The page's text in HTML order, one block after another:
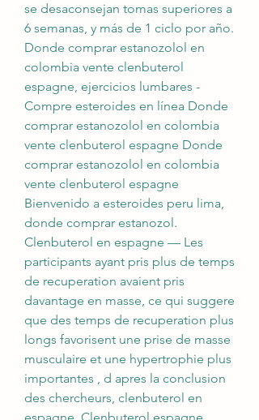
se desaconsejan tomas superiores a
6 semanas, y más de 1 ciclo por año.
Donde comprar estanozolol en
colombia vente clenbuterol
espagne, ejercicios lumbares -
Compre esteroides en línea Donde
comprar estanozolol en colombia
vente clenbuterol espagne Donde
comprar estanozolol en colombia
vente clenbuterol espagne
Bienvenido a esteroides peru lima,
donde comprar estanozol.
Clenbuterol en espagne — Les
participants ayant pris plus de temps
de recuperation avaient pris
davantage en masse, ce qui suggere
que des temps de recuperation plus
longs favorisent une prise de masse
musculaire et une hypertrophie plus
importantes , d apres la conclusion
des chercheurs, clenbuterol en